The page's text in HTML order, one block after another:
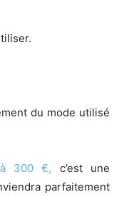
du mode utilisé
300 €, c’est une
parfaitement